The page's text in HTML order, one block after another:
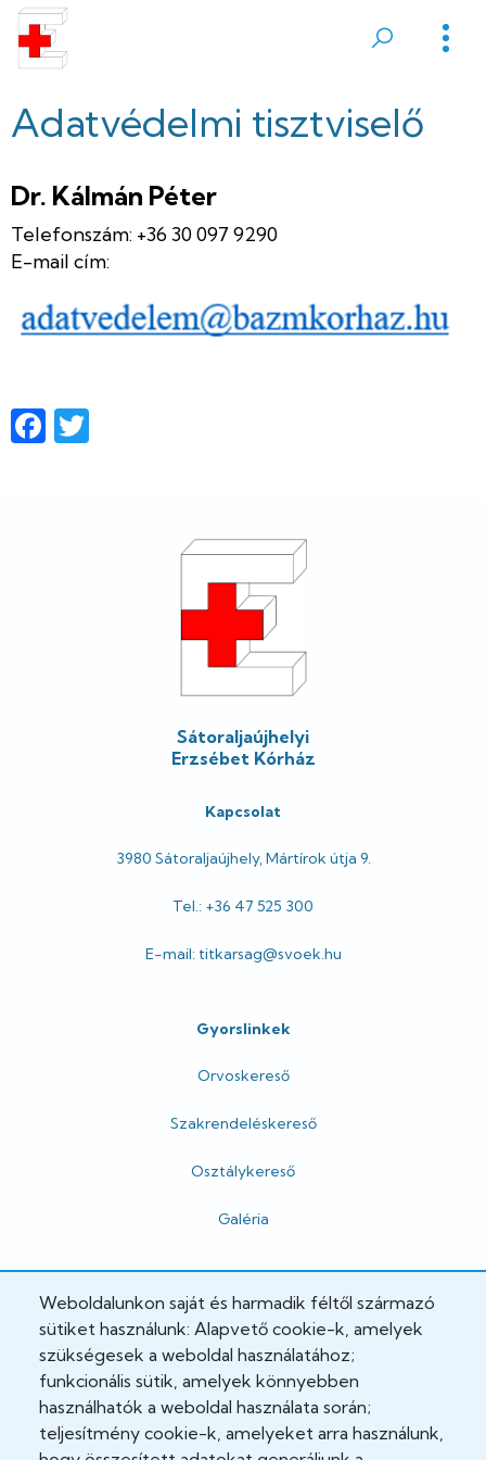
Ugrás
tartalomraSátoraljaújhelyi
Erzsébet
Adatvédelmi tisztviselő
Dr. Kálmán Péter
Telefonszám: +36 30 097 9290
E-mail cím:
Facebook
Sátoraljaújhelyi
Erzsébet Kórház
Kapcsolat
3980 Sátoraljaújhely, Mártírok útja 9.
Tel.: +36 47 525 300
E-mail: titkarsag@svoek.hu
Gyorslinkek
Orvoskereső
Szakrendeléskereső
Osztálykereső
Galéria
Hivatalos
Adatkezelési tájékoztató
Adatvédelmi tisztviselő
Akadálymentesítési nyilatkozat
Weboldalunkon saját és harmadik féltől származó
sütiket használunk: Alapvető cookie-k, amelyek
szükségesek a weboldal használatához;
funkcionális sütik, amelyek könnyebben
használhatók a weboldal használata során;
teljesítmény cookie-k, amelyeket arra használunk,